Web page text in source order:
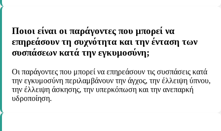
Ποιοι είναι οι παράγοντες που μπορεί να
επηρεάσουν τη συχνότητα και την ένταση των
συσπάσεων κατά την εγκυμοσύνη;
Οι παράγοντες που μπορεί να επηρεάσουν τις συσπάσεις κατά
την εγκυμοσύνη περιλαμβάνουν την άγχος, την έλλειψη ύπνου,
την έλλειψη άσκησης, την υπερκόπωση και την ανεπαρκή
υδροποίηση.